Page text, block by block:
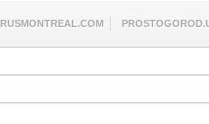
RUSMONTREAL.COM